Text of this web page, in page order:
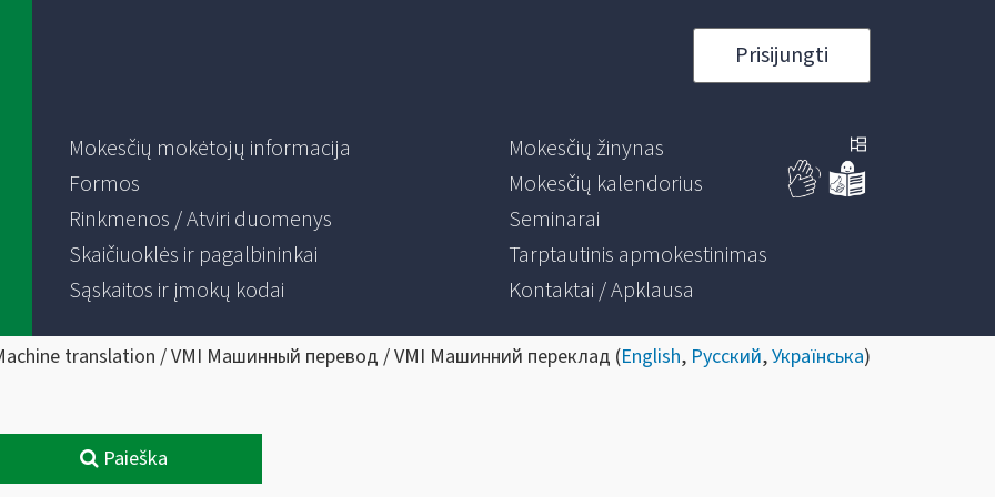
Prisijungti
Mokesčių mokėtojų informacija
Formos
Rinkmenos / Atviri duomenys
Skaičiuoklės ir pagalbininkai
Sąskaitos ir įmokų kodai
Mokesčių žinynas
Mokesčių kalendorius
Seminarai
Tarptautinis apmokestinimas
Kontaktai / Apklausa
translation / VMI Машинный перевод / VMI Машинний переклад (English, Русский,Українська)
Paieška